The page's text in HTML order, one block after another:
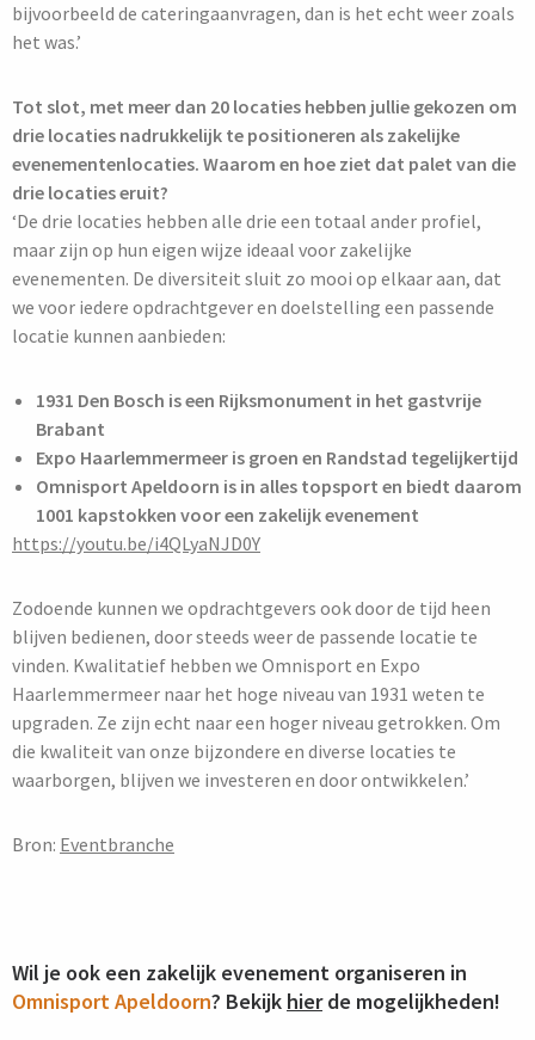
bijvoorbeeld de cateringaanvragen, dan is het echt weer zoals
het was.’
Tot slot, met meer dan 20 locaties hebben jullie gekozen om
drie locaties nadrukkelijk te positioneren als zakelijke
evenementenlocaties. Waarom en hoe ziet dat palet van die
drie locaties eruit?
‘De drie locaties hebben alle drie een totaal ander profiel,
maar zijn op hun eigen wijze ideaal voor zakelijke
evenementen. De diversiteit sluit zo mooi op elkaar aan, dat
we voor iedere opdrachtgever en doelstelling een passende
locatie kunnen aanbieden:
1931 Den Bosch is een Rijksmonument in het gastvrije
Brabant
Expo Haarlemmermeer is groen en Randstad tegelijkertijd
Omnisport Apeldoorn is in alles topsport en biedt daarom
1001 kapstokken voor een zakelijk evenement
https://youtu.be/i4QLyaNJD0Y
Zodoende kunnen we opdrachtgevers ook door de tijd heen
blijven bedienen, door steeds weer de passende locatie te
vinden. Kwalitatief hebben we Omnisport en Expo
Haarlemmermeer naar het hoge niveau van 1931 weten te
upgraden. Ze zijn echt naar een hoger niveau getrokken. Om
die kwaliteit van onze bijzondere en diverse locaties te
waarborgen, blijven we investeren en door ontwikkelen.’
Bron: Eventbranche
Wil je ook een zakelijk evenement organiseren in
Omnisport Apeldoorn? Bekijk hierde mogelijkheden!